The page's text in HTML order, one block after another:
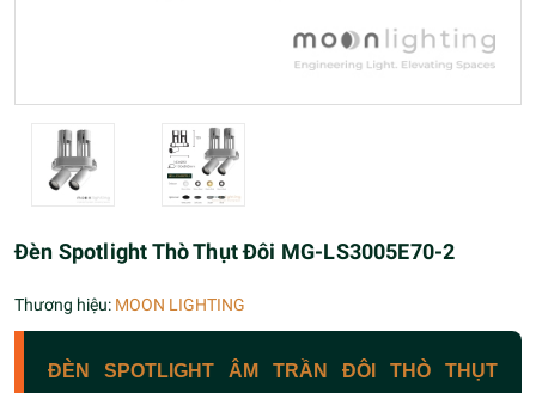
Đèn Spotlight Thò Thụt Đôi MG-LS3005E70-2
Thương hiệu: MOON LIGHTING
ĐÈN SPOTLIGHT ÂM TRẦN ĐÔI THÒ THỤT